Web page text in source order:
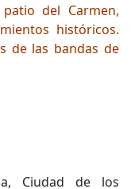
del Carmen,
históricos.
de las bandas de
Ciudad de los